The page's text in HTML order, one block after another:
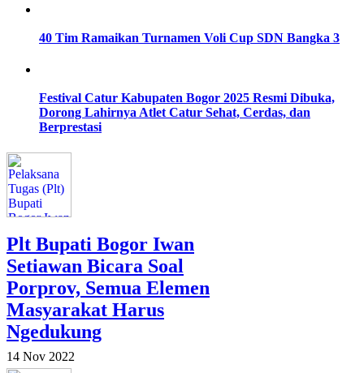
40 Tim Ramaikan Turnamen Voli Cup SDN Bangka 3
Festival Catur Kabupaten Bogor 2025 Resmi Dibuka,
Dorong Lahirnya Atlet Catur Sehat, Cerdas, dan
Berprestasi
Plt Bupati Bogor Iwan
Setiawan Bicara Soal
Porprov, Semua Elemen
Masyarakat Harus
Ngedukung
14 Nov 2022